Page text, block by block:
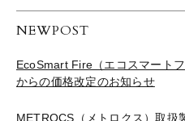
NEWPOST
EcoSmart Fire（エコスマート
からの価格改定のお知らせ
METROCS（メトロクス）取